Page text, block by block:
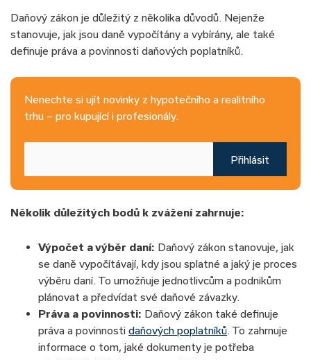
Daňový zákon je důležitý z několika důvodů. Nejenže
stanovuje, jak jsou daně vypočítány a vybírány, ale také
definuje práva a povinnosti daňových poplatníků.
Nenechte si ujít novinky z hypotečního a realitního
trhu – pro kupující i profesionály.
Přihlásit
Několik důležitých bodů k zvážení zahrnuje:
Výpočet a výběr daní: Daňový zákon stanovuje, jak
se daně vypočítávají, kdy jsou splatné a jaký je proces
výběru daní. To umožňuje jednotlivcům a podnikům
plánovat a předvídat své daňové závazky.
Práva a povinnosti: Daňový zákon také definuje
práva a povinnosti daňových poplatníků. To zahrnuje
informace o tom, jaké dokumenty je potřeba